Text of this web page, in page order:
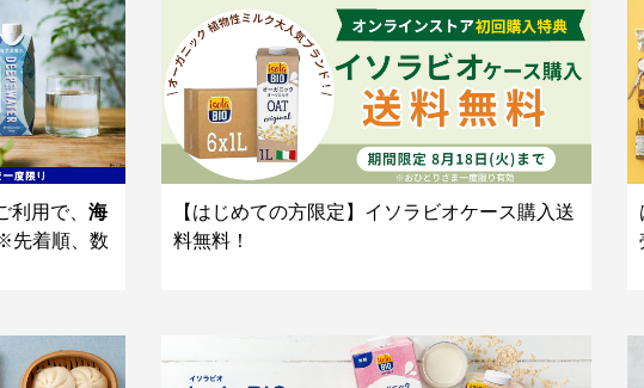
利用で、 海
先着順、数
【はじめての方限定】イソラビオケース購入送
料無料！